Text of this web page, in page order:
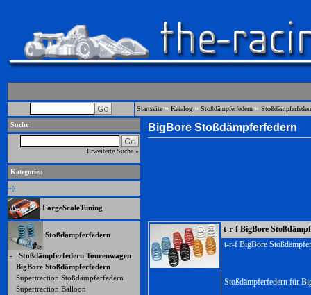
Startseite » Katalog » Stoßdämpferfedern »
Suche
Erweiterte Suche »
Kategorien
LargeScaleTuning
Stoßdämpferfedern
- Stoßdämpferfedern Tourenwagen
BigBore Stoßdämpferfedern
Supertraction Stoßdämpferfedern
Supertraction Balloon
BigBore Stoßdämpferfedern
t-r-f BigBore
t-r-f BigBore
Stoßdämpferfedern für